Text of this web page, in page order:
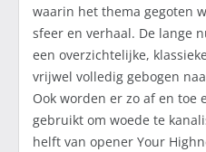
waarin het thema gegoten
sfeer en verhaal. De lange
een overzichtelijke,
vrijwel volledig gebogen
Ook worden er zo af en toe
gebruikt om woede te
helft van opener Your